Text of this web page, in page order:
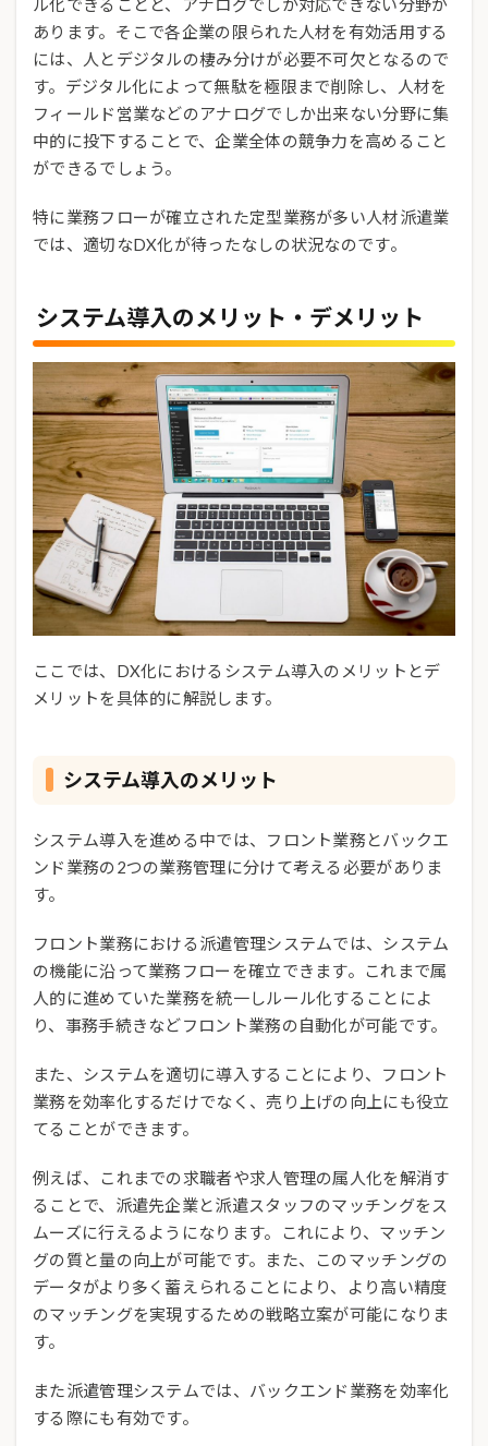
ル化できることと、アナログでしか対応できない分野が
あります。そこで各企業の限られた人材を有効活用する
には、人とデジタルの棲み分けが必要不可欠となるので
す。デジタル化によって無駄を極限まで削除し、人材を
フィールド営業などのアナログでしか出来ない分野に集
中的に投下することで、企業全体の競争力を高めること
ができるでしょう。
特に業務フローが確立された定型業務が多い人材派遣業
では、適切なDX化が待ったなしの状況なのです。
システム導入のメリット・デメリット
ここでは、DX化におけるシステム導入のメリットとデ
メリットを具体的に解説します。
システム導入のメリット
システム導入を進める中では、フロント業務とバックエ
ンド業務の2つの業務管理に分けて考える必要がありま
す。
フロント業務における派遣管理システムでは、システム
の機能に沿って業務フローを確立できます。これまで属
人的に進めていた業務を統一しルール化することによ
り、事務手続きなどフロント業務の自動化が可能です。
また、システムを適切に導入することにより、フロント
業務を効率化するだけでなく、売り上げの向上にも役立
てることができます。
例えば、これまでの求職者や求人管理の属人化を解消す
ることで、派遣先企業と派遣スタッフのマッチングをス
ムーズに行えるようになります。これにより、マッチン
グの質と量の向上が可能です。また、このマッチングの
データがより多く蓄えられることにより、より高い精度
のマッチングを実現するための戦略立案が可能になりま
す。
また派遣管理システムでは、バックエンド業務を効率化
する際にも有効です。